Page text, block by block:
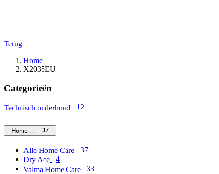
Terug
Home
X2035EU
Categorieën
Technisch onderhoud 12
Home Care37
Alle Home Care
37
Dry Ace
4
Valma Home Care
33